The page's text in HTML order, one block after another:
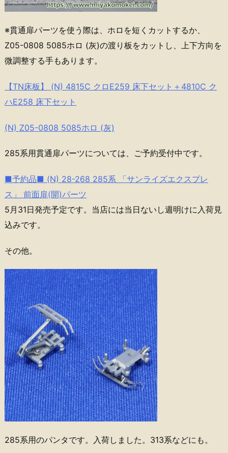
※貫通扉パーツを使う際は、ホロを短くカットするか、
Z05-0808 5085ホロ (灰)の渡り板をカットし、上下方向を
微調整する手もあります。
【TN床板】 (N) 4815C クロE259 床下セット＋4810C ク
ハE258 床下セット
(N) Z05-0808 5085ホロ (灰)
285系用貫通扉パーツについては、ご予約受付中です。
■予約品■ (N) 28-268 285系 「サンライズエクスプレ
ス」 前面扉(開)パーツ
5月31日発売予定です。当店には当日ないし週明けに入荷見
込みです。
その他。
285系用のパンタです。入荷しました。313系などにも。